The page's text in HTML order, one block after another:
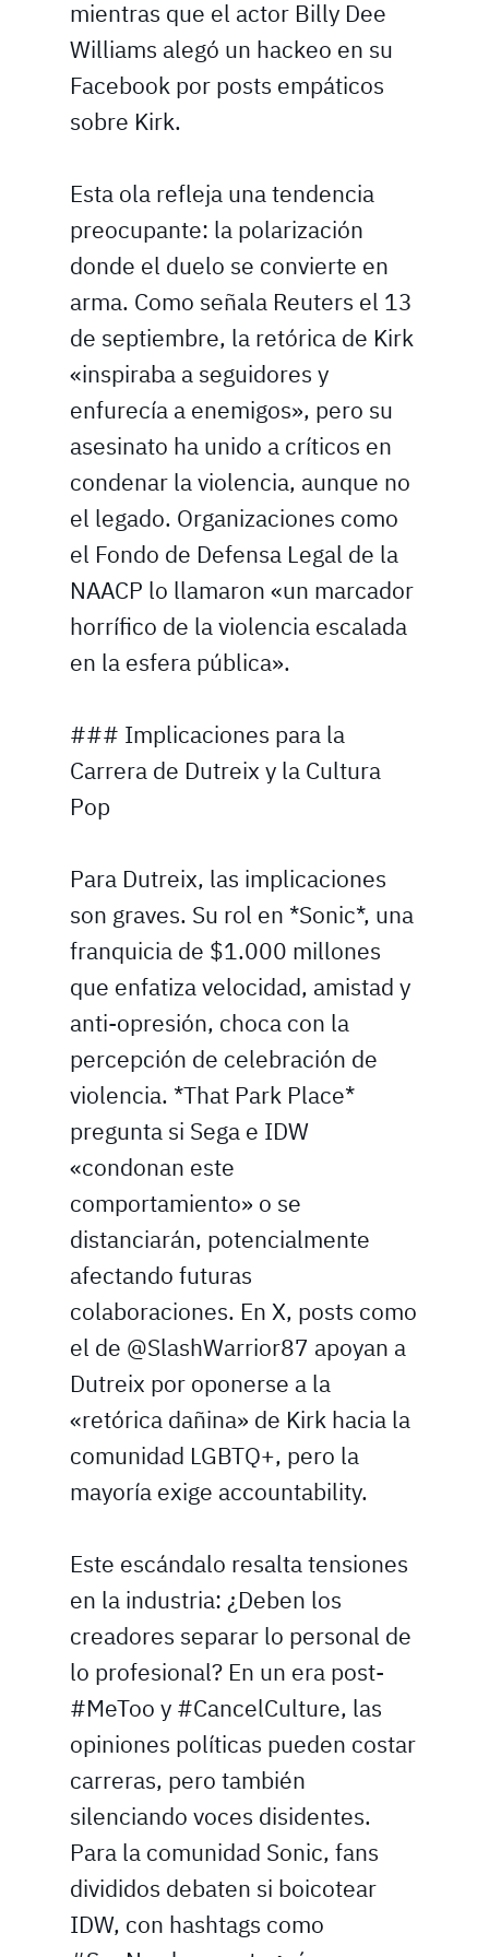
mientras que el actor Billy Dee
Williams alegó un hackeo en su
Facebook por posts empáticos
sobre Kirk.
Esta ola refleja una tendencia
preocupante: la polarización
donde el duelo se convierte en
arma. Como señala Reuters el 13
de septiembre, la retórica de Kirk
«inspiraba a seguidores y
enfurecía a enemigos», pero su
asesinato ha unido a críticos en
condenar la violencia, aunque no
el legado. Organizaciones como
el Fondo de Defensa Legal de la
NAACP lo llamaron «un marcador
horrífico de la violencia escalada
en la esfera pública».
### Implicaciones para la
Carrera de Dutreix y la Cultura
Pop
Para Dutreix, las implicaciones
son graves. Su rol en *Sonic*, una
franquicia de $1.000 millones
que enfatiza velocidad, amistad y
anti-opresión, choca con la
percepción de celebración de
violencia. *That Park Place*
pregunta si Sega e IDW
«condonan este
comportamiento» o se
distanciarán, potencialmente
afectando futuras
colaboraciones. En X, posts como
el de @SlashWarrior87 apoyan a
Dutreix por oponerse a la
«retórica dañina» de Kirk hacia la
comunidad LGBTQ+, pero la
mayoría exige accountability.
Este escándalo resalta tensiones
en la industria: ¿Deben los
creadores separar lo personal de
lo profesional? En un era post-
#MeToo y #CancelCulture, las
opiniones políticas pueden costar
carreras, pero también
silenciando voces disidentes.
Para la comunidad Sonic, fans
divididos debaten si boicotear
IDW, con hashtags como